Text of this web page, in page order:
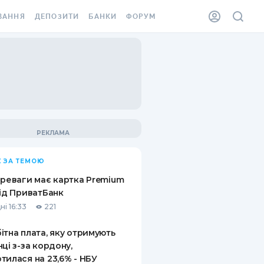
ВІНЬЄТКА
ВІД
ВИПАДКІВ
ДЕПОЗИТИ
ПИТАННЯ ТА ВІДПОВІДІ
ПУТІВНИКИ ПО
БАНКИ ФОРУМ
ЗА ТЕМОЮ
має картка Premium
ПриватБанк
16:33 221
плата, яку отримують
з-за кордону,
на 23,6% - НБУ